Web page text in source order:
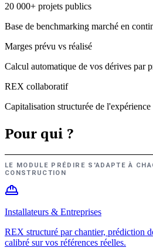
20 000+ projets publics
Base de benchmarking marché en
Marges prévu vs réalisé
Calcul automatique de vos dérives par
REX collaboratif
Capitalisation structurée de l'expérience
Pour qui ?
LE MODULE PRÉDIRE S'ADAPTE À
CONSTRUCTION
Installateurs & Entreprises
REX structuré par chantier, prédiction
calibré sur vos références réelles.